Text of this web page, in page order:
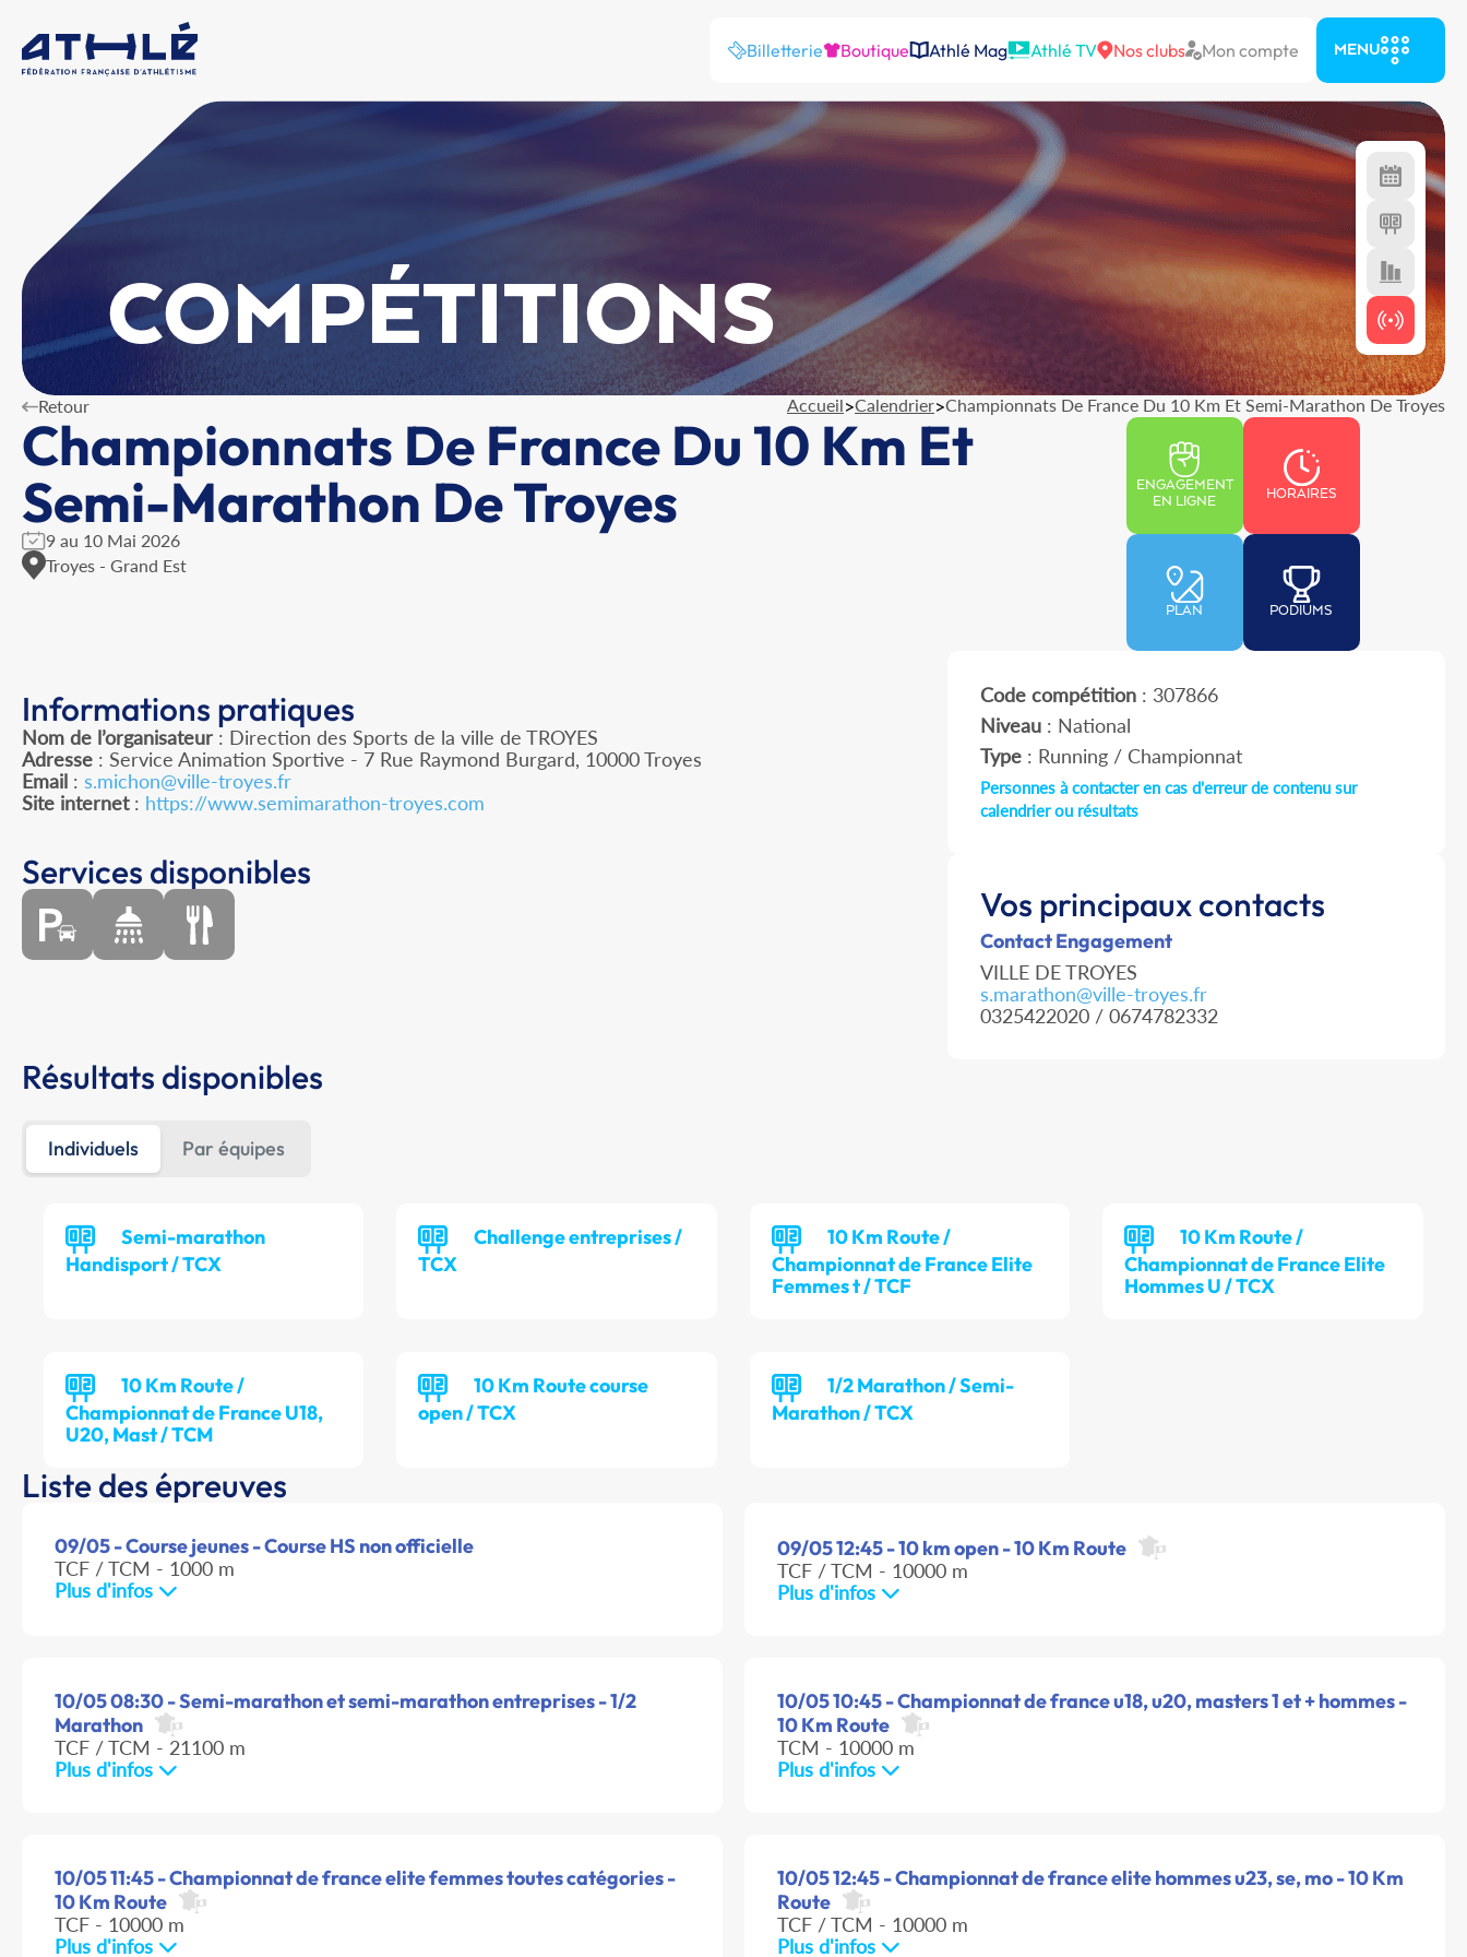
Billetterie Boutique Athlé Mag Athlé TV Nos clubs Mon compte MENU
COMPÉTITIONS
Retour Accueil>Calendrier>Championnats De France Du 10 Km Et Semi-Marathon De Troyes
Championnats De France Du 10 Km Et
Semi-Marathon De Troyes
9 au 10 Mai 2026
Troyes - Grand Est
ENGAGEMENT
EN LIGNE
HORAIRES
PLAN PODIUMS
Informations pratiques
Nom de l’organisateur : Direction des Sports de la ville de TROYES
Adresse : Service Animation Sportive - 7 Rue Raymond Burgard, 10000 Troyes
Email : s.michon@ville-troyes.fr
Site internet: https://www.semimarathon-troyes.com
Code compétition: 307866
Niveau: National
Type: Running / Championnat
Personnes à contacter en cas d'erreur de contenu sur
calendrier ou résultats
Services disponibles
Vos principaux contacts
Contact Engagement
VILLE DE TROYES
s.marathon@ville-troyes.fr
0325422020 / 0674782332
Résultats disponibles
Individuels Par équipes
Semi-marathon
Handisport / TCX
Challenge entreprises /
TCX
10 Km Route /
Championnat de France Elite
Femmes t / TCF
10 Km Route /
Championnat de France Elite
Hommes U / TCX
10 Km Route /
Championnat de France U18,
U20, Mast / TCM
10 Km Route course
open / TCX
1/2 Marathon / Semi-
Marathon / TCX
Liste des épreuves
09/05 - Course jeunes - Course HS non officielle
TCF / TCM - 1000 m
Plus d'infos
09/05 12:45 - 10 km open - 10 Km Route
TCF / TCM - 10000 m
Plus d'infos
10/05 08:30 - Semi-marathon et semi-marathon entreprises - 1/2
Marathon
TCF / TCM - 21100 m
Plus d'infos
10/05 10:45 - Championnat de france u18, u20, masters 1 et + hommes -
10 Km Route
TCM - 10000 m
Plus d'infos
10/05 11:45 - Championnat de france elite femmes toutes catégories -
10 Km Route
TCF - 10000 m
Plus d'infos
10/05 12:45 - Championnat de france elite hommes u23, se, mo - 10 Km
Route
TCF / TCM - 10000 m
Plus d'infos